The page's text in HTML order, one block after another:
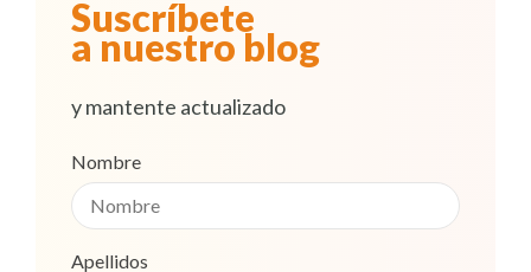
Suscríbete
a nuestro blog
y mantente actualizado
Nombre
Apellidos